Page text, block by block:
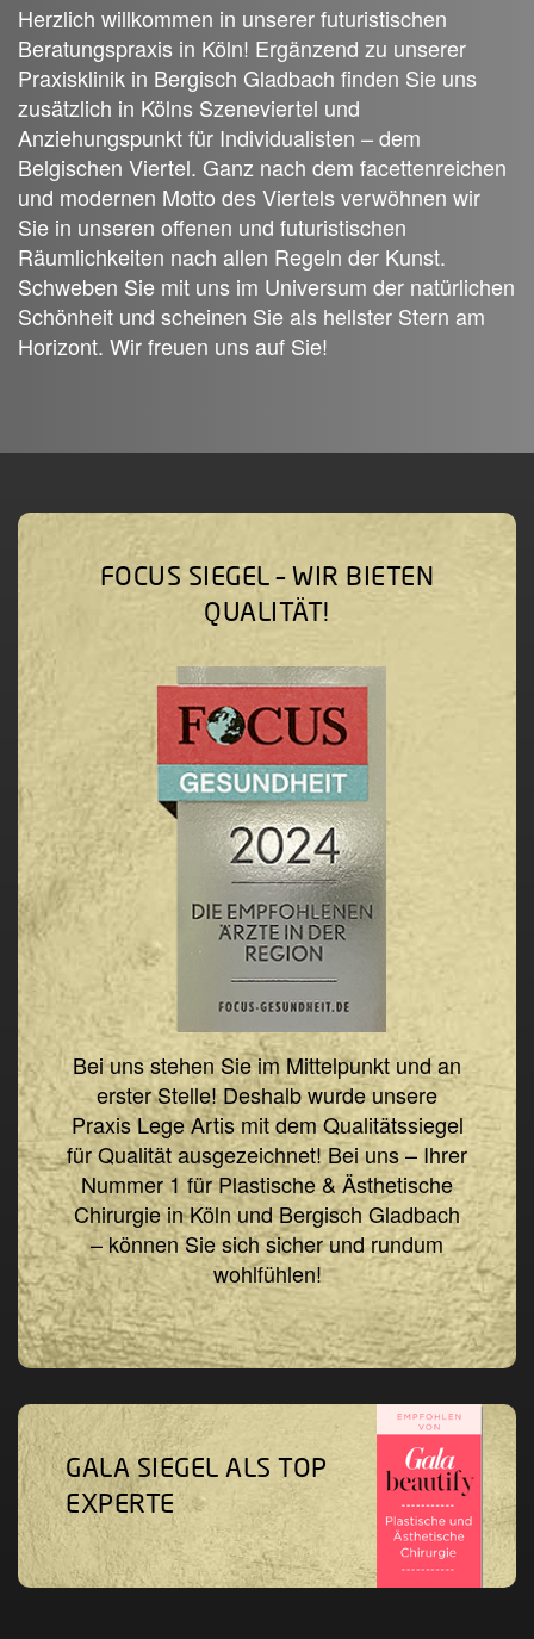
Herzlich willkommen in unserer futuristischen
Beratungspraxis in Köln! Ergänzend zu unserer
Praxisklinik in Bergisch Gladbach finden Sie uns
zusätzlich in Kölns Szeneviertel und
Anziehungspunkt für Individualisten – dem
Belgischen Viertel. Ganz nach dem facettenreichen
und modernen Motto des Viertels verwöhnen wir
Sie in unseren offenen und futuristischen
Räumlichkeiten nach allen Regeln der Kunst.
Schweben Sie mit uns im Universum der natürlichen
Schönheit und scheinen Sie als hellster Stern am
Horizont. Wir freuen uns auf Sie!
FOCUS SIEGEL – WIR BIETEN
QUALITÄT!
Bei uns stehen Sie im Mittelpunkt und an
erster Stelle! Deshalb wurde unsere
Praxis Lege Artis mit dem Qualitätssiegel
für Qualität ausgezeichnet! Bei uns – Ihrer
Nummer 1 für Plastische & Ästhetische
Chirurgie in Köln und Bergisch Gladbach
– können Sie sich sicher und rundum
wohlfühlen!
GALA SIEGEL ALS TOP
EXPERTE